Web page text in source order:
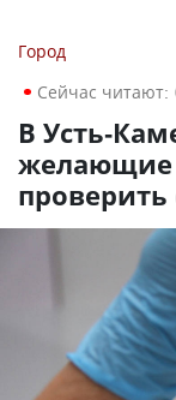
Город
Сейчас читают:
В Усть-
желающие
проверить